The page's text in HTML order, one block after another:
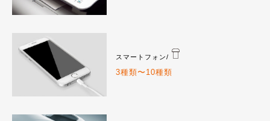
スマートフォン/
3種類〜10種類